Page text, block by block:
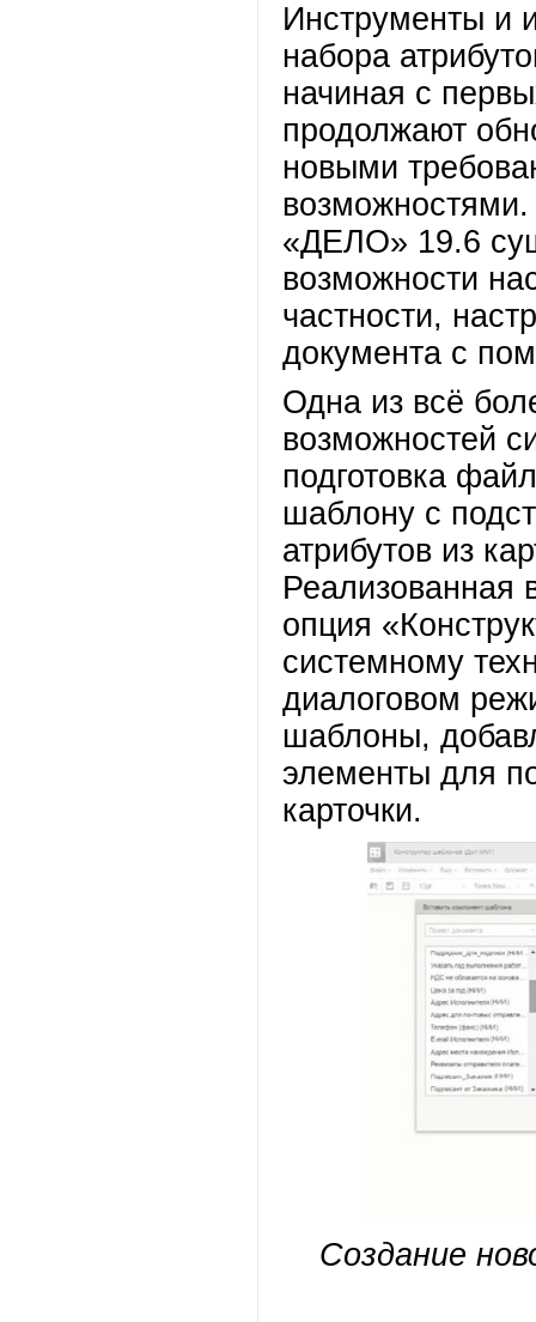
Инструменты и
набора
начиная с
продолжают
новыми
«ДЕЛО» 19.6
возможности
частности,
документа с
Одна из всё
возможностей
подготовка
шаблону с
атрибутов из
опция
системному
диалоговом
шаблоны,
элементы для
карточки.
Создание